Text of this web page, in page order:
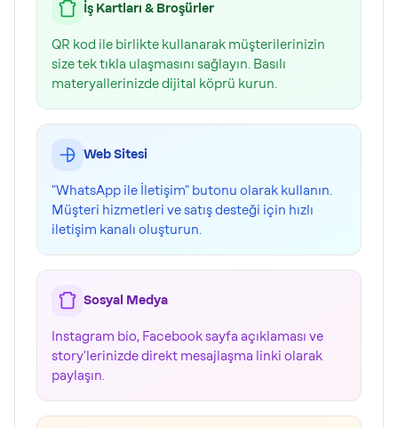
İş Kartları & Broşürler
QR kod ile birlikte kullanarak müşterilerinizin
size tek tıkla ulaşmasını sağlayın. Basılı
materyallerinizde dijital köprü kurun.
Web Sitesi
"WhatsApp ile İletişim" butonu olarak kullanın.
Müşteri hizmetleri ve satış desteği için hızlı
iletişim kanalı oluşturun.
Sosyal Medya
Instagram bio, Facebook sayfa açıklaması ve
story'lerinizde direkt mesajlaşma linki olarak
paylaşın.